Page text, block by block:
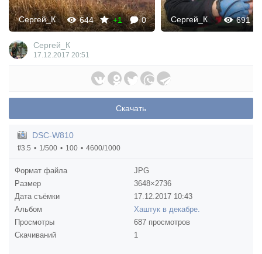
644 +1 0
Сергей_К 691
Сергей_К
Сергей_К
17.12.2017 20:51
Скачать
DSC-W810
f/3.5 1/500 100 4600/1000
Формат файла
JPG
Размер
3648×2736
Дата съёмки
17.12.2017 10:43
Альбом
Хаштук в декабре.
Просмотры
687 просмотров
Скачиваний
1